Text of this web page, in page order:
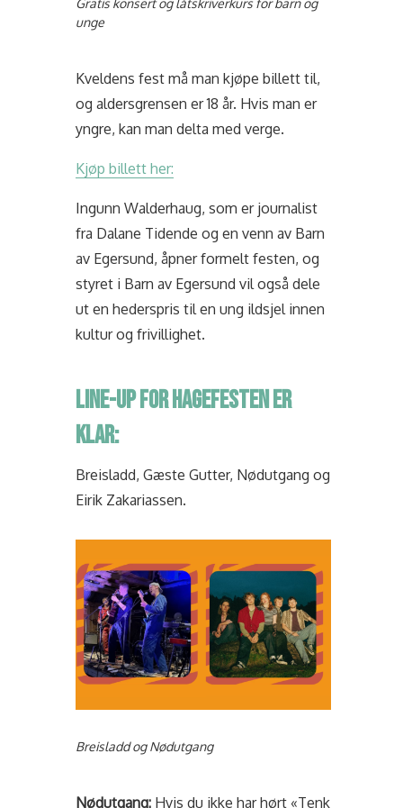
Gratis konsert og låtskriverkurs for barn og
unge
Kveldens fest må man kjøpe billett til,
og aldersgrensen er 18 år. Hvis man er
yngre, kan man delta med verge.
Kjøp billett her:
Ingunn Walderhaug, som er journalist
fra Dalane Tidende og en venn av Barn
av Egersund, åpner formelt festen, og
styret i Barn av Egersund vil også dele
ut en hederspris til en ung ildsjel innen
kultur og frivillighet.
LINE-UP FOR HAGEFESTEN ER
KLAR:
Breisladd, Gæste Gutter, Nødutgang og
Eirik Zakariassen.
Breisladd og Nødutgang
Nødutgang: Hvis du ikke har hørt «Tenk